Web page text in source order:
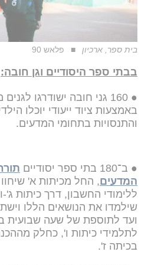
בית ספר, ארכיון פלאש 90
בבתי ספר היסודיים וגן חובה:
● 160 גני חובה ישודרגו
באמצעות ציוד ייעודי יוכלו
והתנסויות בתחומי המדעים.
● ב־180 בתי ספר יסודיים
המדעים, החל מכיתות א'
ללימודי החשבון, דרך כיתות ג'-
שילמדו את הנושאים הללו
ועד לתוספת של שעה שבועית
לתלמידי כיתות ו', כחלק
בכיתה ז'.